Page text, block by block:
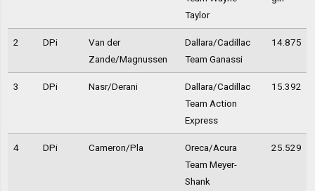
Taylor
2 DPi
Van der
Zande/Magnussen
Dallara/Cadillac
Team Ganassi
14.875
3 DPi Nasr/Derani
Dallara/Cadillac
Team Action
Express
15.392
4 DPi Cameron/Pla
Oreca/Acura
Team Meyer-
Shank
25.529